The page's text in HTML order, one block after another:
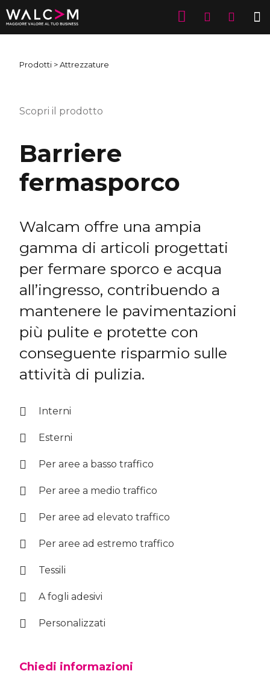
Prodotti > Attrezzature
Scopri il prodotto
Barriere
fermasporco
Walcam offre una ampia
gamma di articoli progettati
per fermare sporco e acqua
all’ingresso, contribuendo a
mantenere le pavimentazioni
più pulite e protette con
conseguente risparmio sulle
attività di pulizia.
Interni
Esterni
Per aree a basso traffico
Per aree a medio traffico
Per aree ad elevato traffico
Per aree ad estremo traffico
Tessili
A fogli adesivi
Personalizzati
Chiedi informazioni